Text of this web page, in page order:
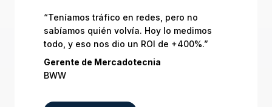
“Teníamos tráfico en redes, pero no
sabíamos quién volvía. Hoy lo medimos
todo, y eso nos dio un ROI de +400%.”
Gerente de Mercadotecnia
BWW